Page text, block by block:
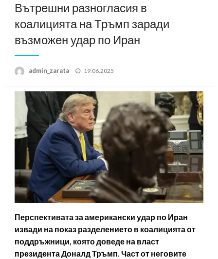
Вътрешни разногласия в
коалицията на Тръмп заради
възможен удар по Иран
admin_zarata
Posted
19.06.2025
Перспективата за американски удар по Иран
извади на показ разделението в коалицията от
поддръжници, която доведе на власт
президента Доналд Тръмп. Част от неговите